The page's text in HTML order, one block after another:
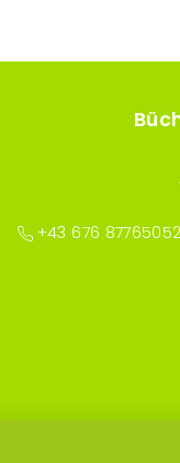
+43 676 87765052